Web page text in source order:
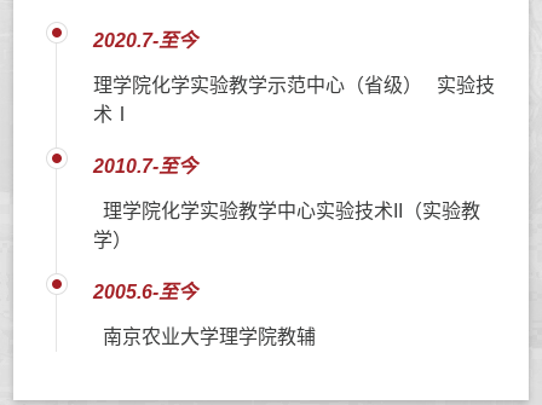
2020.7-至今
理学院化学实验教学示范中心（省级） 实验技
术Ⅰ
2010.7-至今
理学院化学实验教学中心实验技术II（实验教
学）
2005.6-至今
南京农业大学理学院教辅